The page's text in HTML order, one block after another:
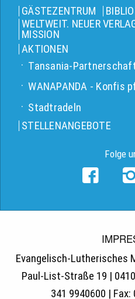
GÄSTEZENTRUM
WELTWEIT. NEUER
MISSION
AKTIONEN
Tansania-
WANAPANDA - Konfis
Stadtradeln
STELLENANGEBOTE
Folge
Evangelisch-Lutherisches
Paul-List-Straße 19 |
341 9940600 |